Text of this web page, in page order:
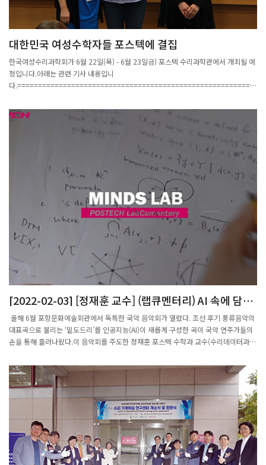
대한민국 여성수학자들 포스텍에 결집
한국여성수리과학회가 6월 22일(목) - 6월 23일금) 포스텍 수리과학관에서 개최될 예
정입니다.아래는 관련 기사 내용입니
다.=========================================================
성수리과학회(KWMS)가 22일부터 23일까지 한국고등과학원 후원을 받아 ‘제 13회
한국여성수리과학회 국제 학술대회’를 포스텍에서 개최한다.분야를 리드하는 3명의
여성수학자들의 기조강연과 윤송이 엔씨소프트문화재단 이사장의 ‘공부와 일 그리고
리더십’이란 주제강연 그리고 인공지능 최고 전문가 최승진 포스텍 교수의 ‘4차산업혁
명시대를 위한 인공지능 딥러닝’에 대한 강연이 예정돼 있다. 6개 수학 분과에서 50여
편의 논문이 발표될 예정에 있어 학술교류를 바탕으로 국내외 활발한 네트워킹의 장이
될 전망이다.이번 국제학술회의에서는 포스텍 배명진 교수와 숭실대 심은하 교수에게
제 1회 KWMS-엔씨소프트문화재단 젊은여성수학자상이 수여된다. 한국여성수리과학
회는 엔씨소프트문화재단의 후원으로 우수한 젊은 여성 수학자를 발굴함은 물론 여성
수학자에 대한 사회적 위상을 제고하고 수학 분야의 탁월한 여성 인재를 양성하는 데
기여할 목적으로 KWMS-엔씨소프트문화재단 젊은여성수학자상을 제정했다.첫 수상
자인 배명진 교수는 오래된 난제인 프란틀 추측을 증명한 순수수학의 업적으로, 응용수
학수상자 숭실대 심은하 교수는 감염병에 대한 의학, 경제학과의 융합의 탁월한 업적이
높이 평가되었다.포항=장영태 기자
3678jyt@segye.com http://www.segye.com/newsView/20170621002346
[2022-02-03] [정재훈 교수] (랩큐멘터리) AI 속에 담긴
수학의 비밀 푼다
올해 6월 포항문화예술회관에서 독특한 국악 음악회가 열렸다. 조선 후기 풍류음악의
대표곡으로 불리는 ‘밑도드리’를 인공지능(AI)이 새롭게 구성한 곡이 국악 연주가들의
손을 통해 흘러나왔다.이 음악회를 주도한 정재훈 포스텍 수학과 교수(수리데이터과학
고 비슷한 패턴의 음악을 작곡할 수 있겠다고 생각했다”며 “단순히 데이터를 통해 음
악을 만들기만 하는 게 아니라, 수학 원리를 통해 창작 원리를 알아냄으로써 해석 가능
한 음악을 만들고자 했다”고 말했다. 정재훈 포스텍 수학과 교수·수리데이터과학연구
소장 정 교수가 이끄는 수리데이터과학연구소는 데이터과학과 AI의 근본적인 수리 연
구를 수행하고 있다. 순수수학, 응용수학, 산업수학 연구자들이 모여 데이터과학에 대
한 수학적 이론을 구축하고, 알고리즘을 해석해 과학과 산업의 다양한 분야에 적용하는
것이다.정 교수는 “데이터과학과 AI가 현대 사회의 가장 큰 화두이지만, 이를 응용하는
기술에 비해 기저의 수학 원리에 대한 연구는 국내에서 제대로 이뤄지지 않고 있다”며
“수리데이터과학연구소가 선도적 역할을 하기 위해 노력하고 있다”고 말했다.정 교수